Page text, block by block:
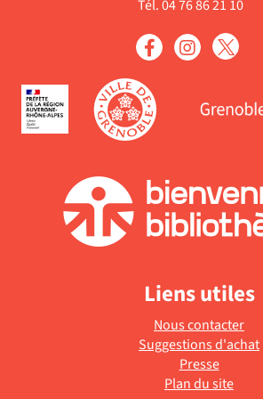
Tél. 04 76 86 21 10
Liens utiles
Nous contacter
Suggestions d'achat
Presse
Plan du site